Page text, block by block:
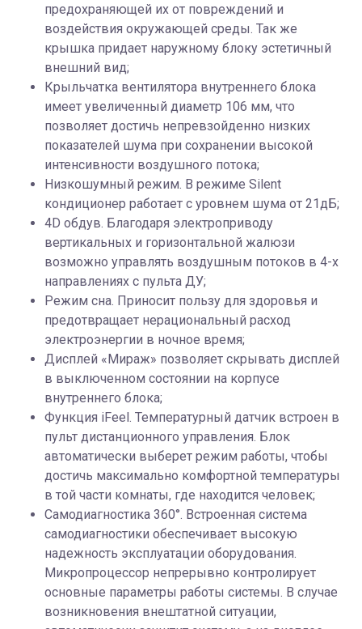
предохраняющей их от повреждений и
воздействия окружающей среды. Так же
крышка придает наружному блоку эстетичный
внешний вид;
Крыльчатка вентилятора внутреннего блока
имеет увеличенный диаметр 106 мм, что
позволяет достичь непревзойденно низких
показателей шума при сохранении высокой
интенсивности воздушного потока;
Низкошумный режим. В режиме Silent
кондиционер работает с уровнем шума от 21дБ;
4D обдув. Благодаря электроприводу
вертикальных и горизонтальной жалюзи
возможно управлять воздушным потоков в 4-х
направлениях с пульта ДУ;
Режим сна. Приносит пользу для здоровья и
предотвращает нерациональный расход
электроэнергии в ночное время;
Дисплей «Мираж» позволяет скрывать дисплей
в выключенном состоянии на корпусе
внутреннего блока;
Функция iFeel. Температурный датчик встроен в
пульт дистанционного управления. Блок
автоматически выберет режим работы, чтобы
достичь максимально комфортной температуры
в той части комнаты, где находится человек;
Cамодиагностика 360°. Встроенная система
самодиагностики обеспечивает высокую
надежность эксплуатации оборудования.
Микропроцессор непрерывно контролирует
основные параметры работы системы. В случае
возникновения внештатной ситуации,